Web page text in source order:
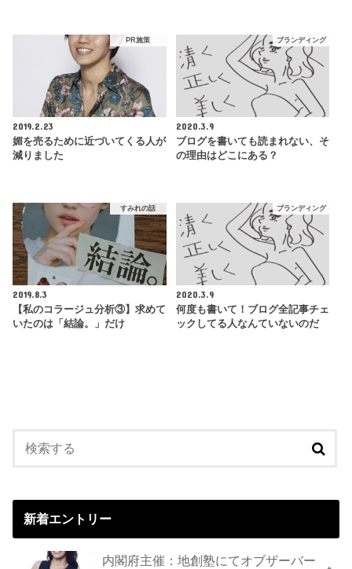
PR施策
2019.2.23
媚を売るために近づいてくる人が
減りました
ブランディング
2020.3.9
ブログを書いても読まれない、そ
の理由はどこにある？
すみれの話
2019.8.3
【私のコラージュ分析③】求めて
いたのは「結論。」だけ
ブランディング
2020.3.9
何度も書いて！ブログ全記事チェ
ックしてる人なんていないのだ
新着エントリー
内閣府主催：地創塾にてオブザーバー